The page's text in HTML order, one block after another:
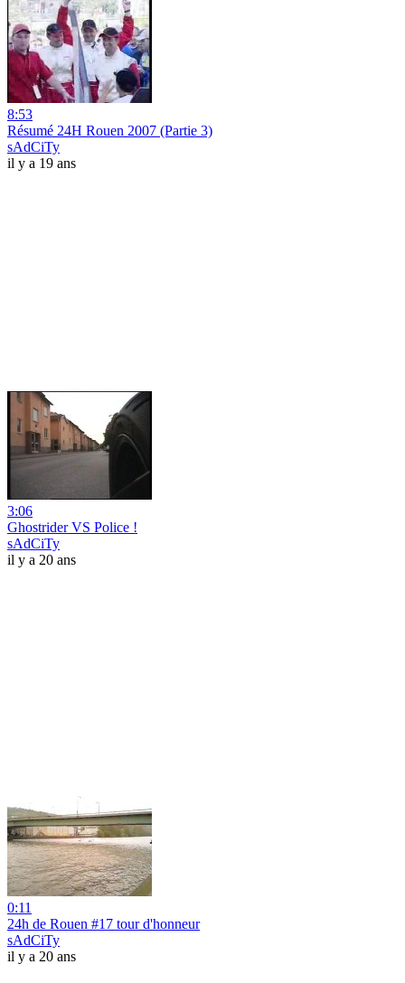
8:53
Résumé 24H Rouen 2007 (Partie 3)
sAdCiTy
il y a 19 ans
3:06
Ghostrider VS Police !
sAdCiTy
il y a 20 ans
0:11
24h de Rouen #17 tour d'honneur
sAdCiTy
il y a 20 ans